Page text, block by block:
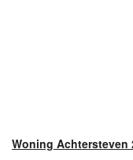
Woning Achtersteven